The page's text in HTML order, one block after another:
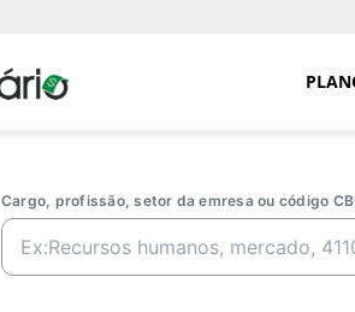
Portal
Cargo, profissão, setor da emresa ou código